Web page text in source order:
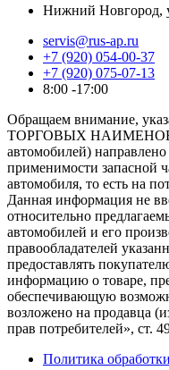
Нижний Новгород,
servis@rus-ap.ru
+7 (920) 054-00-37
+7 (920) 075-07-13
8:00 -17:00
Обращаем внимание,
ТОРГОВЫХ
автомобилей)
применимости запасной
автомобиля, то есть на
Данная информация не
относительно
автомобилей и его
правообладателей
предоставлять
информацию о товаре,
обеспечивающую
возложено на продавца
прав потребителей», ст.
Политика